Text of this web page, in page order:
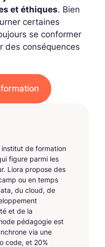
et éthiques. Bien
certaines
se conformer
des conséquences
de formation
figure parmi les
Liora propose des
ou en temps
du cloud, de
et de la
pédagogie est
via une
code, et 20%